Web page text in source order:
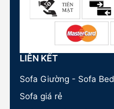
LIÊN KẾT
Sofa Giường - Sofa Bed
Sofa giá rẻ